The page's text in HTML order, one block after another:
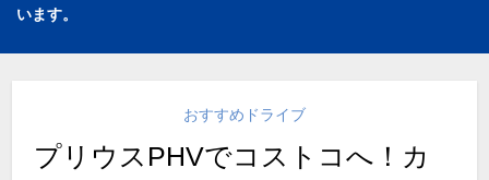
います。
おすすめドライブ
プリウスPHVでコストコへ！カ